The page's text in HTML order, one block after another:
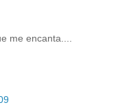
me encanta....